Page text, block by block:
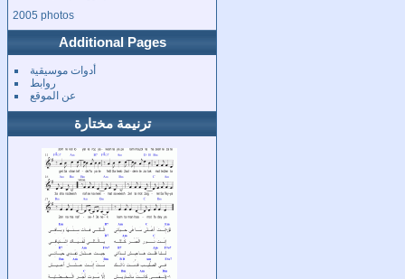
2005 photos
Additional Pages
أدوات موسيقية
روابط
عن الموقع
ترنيمة مختارة